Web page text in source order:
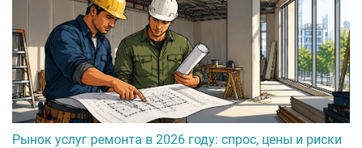
Рынок услуг ремонта в 2026 году: спрос, цены и риски